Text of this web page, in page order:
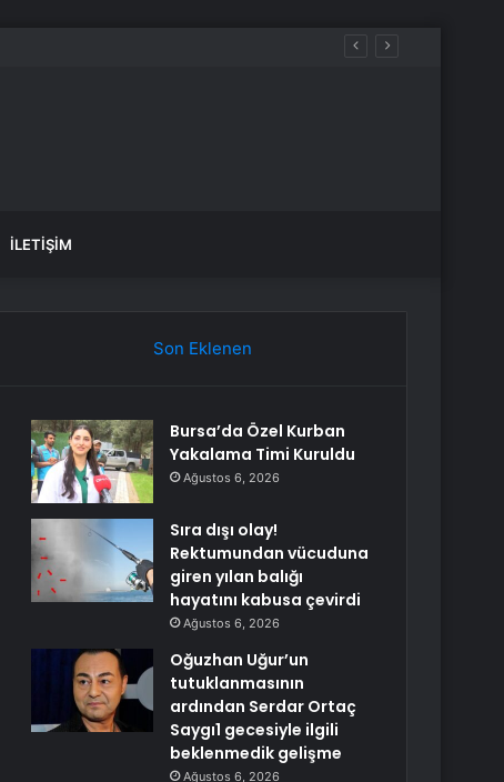
İLETIŞIM
Son Eklenen
Bursa’da Özel Kurban
Yakalama Timi Kuruldu
Ağustos 6, 2026
Sıra dışı olay!
Rektumundan vücuduna
giren yılan balığı
hayatını kabusa çevirdi
Ağustos 6, 2026
Oğuzhan Uğur’un
tutuklanmasının
ardından Serdar Ortaç
Saygı1 gecesiyle ilgili
beklenmedik gelişme
Ağustos 6, 2026